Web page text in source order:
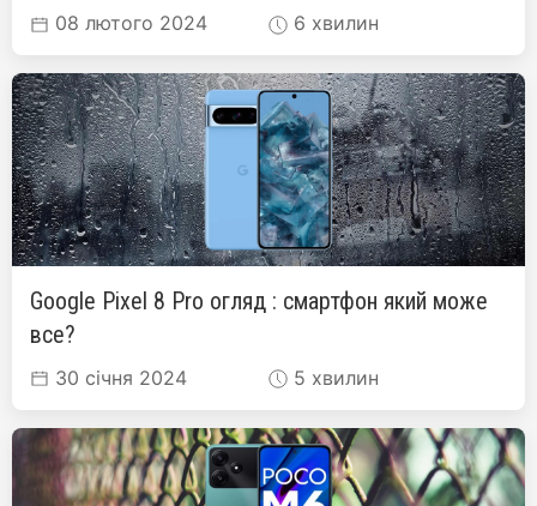
08 лютого 2024 6 хвилин
Google Pixel 8 Pro огляд : смартфон який може
все?
30 січня 2024 5 хвилин